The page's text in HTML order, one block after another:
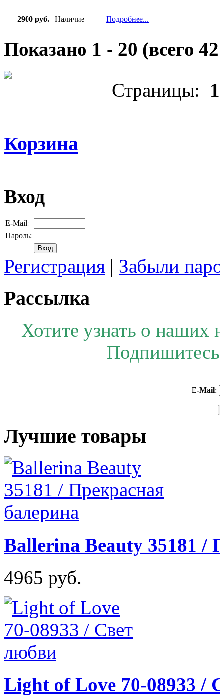
2900 руб. Наличие Подробнее...
Показано 1 - 20 (всего 42
Страницы: 1
Корзина
Вход
E-Mail:
Пароль:
Регистрация | Забыли
Рассылка
Хотите узнать о наших
E-Mail:
Лучшие товары
Ballerina Beauty 35181 /
4965 руб.
Light of Love 70-08933 /